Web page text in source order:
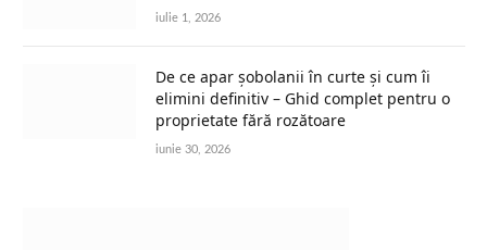
iulie 1, 2026
De ce apar șobolanii în curte și cum îi
elimini definitiv – Ghid complet pentru o
proprietate fără rozătoare
iunie 30, 2026